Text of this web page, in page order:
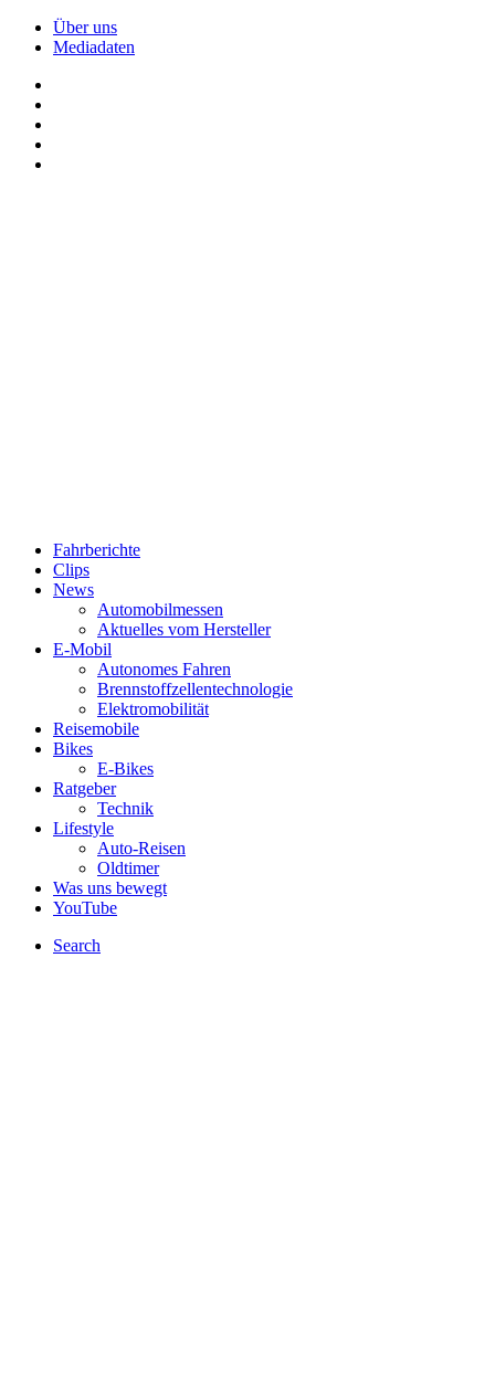
Über uns
Mediadaten
Fahrberichte
Clips
News
Automobilmessen
Aktuelles vom Hersteller
E-Mobil
Autonomes Fahren
Brennstoffzellentechnologie
Elektromobilität
Reisemobile
Bikes
E-Bikes
Ratgeber
Technik
Lifestyle
Auto-Reisen
Oldtimer
Was uns bewegt
YouTube
Search